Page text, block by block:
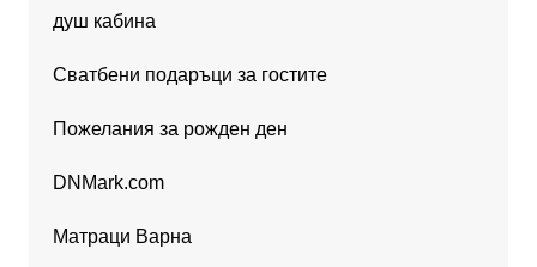
душ кабина
Сватбени подаръци за гостите
Пожелания за рожден ден
DNMark.com
Матраци Варна